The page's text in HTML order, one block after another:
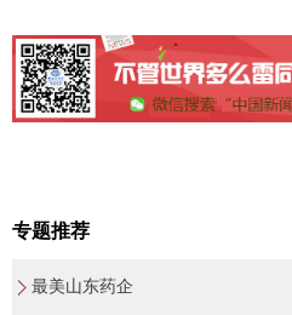
专题推荐
最美山东药企